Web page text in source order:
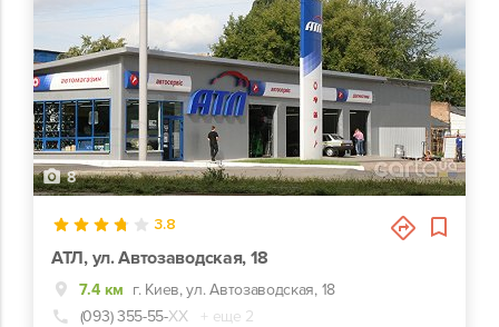
8
3.8
АТЛ, ул. Автозаводская, 18
7.4 км г. Киев, ул. Автозаводская, 18
(093) 355-55-ХХ
+ еще 2